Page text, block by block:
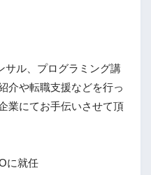
サル、プログラミング講
介や転職支援などを行っ
業にてお手伝いさせて頂
に就任